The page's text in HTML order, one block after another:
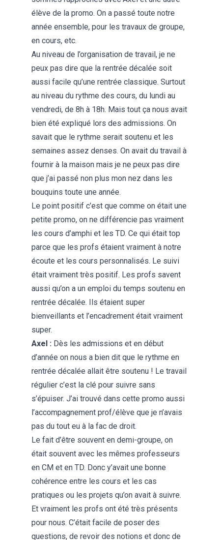
élève de la promo. On a passé toute notre
année ensemble, pour les travaux de groupe,
en cours, etc.
Au niveau de l’organisation de travail, je ne
peux pas dire que la rentrée décalée soit
aussi facile qu’une rentrée classique. Surtout
au niveau du rythme des cours, du lundi au
vendredi, de 8h à 18h. Mais tout ça nous avait
bien été expliqué lors des admissions. On
savait que le rythme serait soutenu et les
semaines assez denses. On avait du travail à
fournir à la maison mais je ne peux pas dire
que j’ai passé non plus mon nez dans les
bouquins toute une année.
Le point positif c’est que comme on était une
petite promo, on ne différencie pas vraiment
les cours d’amphi et les TD. Ce qui était top
parce que les profs étaient vraiment à notre
écoute et les cours personnalisés. Le suivi
était vraiment très positif. Les profs savent
aussi qu’on a un emploi du temps soutenu en
rentrée décalée. Ils étaient super
bienveillants et l’encadrement était vraiment
super.
Axel : Dès les admissions et en début
d’année on nous a bien dit que le rythme en
rentrée décalée allait être soutenu ! Le travail
régulier c’est la clé pour suivre sans
s’épuiser. J’ai trouvé dans cette promo aussi
l’accompagnement prof/élève que je n’avais
pas du tout eu à la fac de droit.
Le fait d’être souvent en demi-groupe, on
était souvent avec les mêmes professeurs
en CM et en TD. Donc y’avait une bonne
cohérence entre les cours et les cas
pratiques ou les projets qu’on avait à suivre.
Et vraiment les profs ont été très présents
pour nous. C’était facile de poser des
questions, de revoir des notions et donc de